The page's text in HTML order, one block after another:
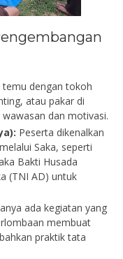
temu dengan tokoh
atau pakar di
dan motivasi.
Peserta dikenalkan
Saka, seperti
Bakti Husada
(TNI AD) untuk
ada kegiatan yang
membuat
praktik tata